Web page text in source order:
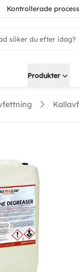
Kontrollerade
Produkter